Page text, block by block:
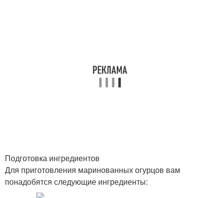
Подготовка ингредиентов
Для приготовления маринованных огурцов вам
понадобятся следующие ингредиенты: